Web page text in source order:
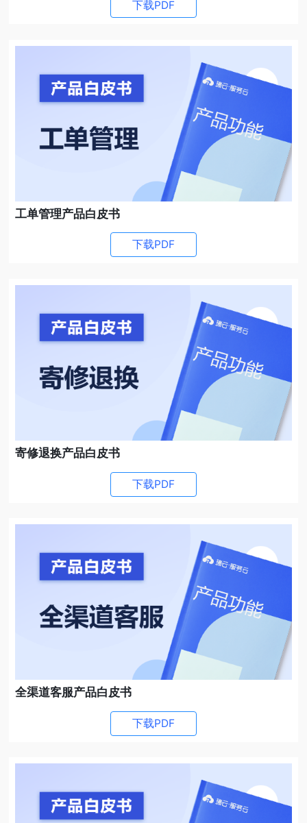
下载PDF
工单管理产品白皮书
下载PDF
寄修退换产品白皮书
下载PDF
全渠道客服产品白皮书
下载PDF